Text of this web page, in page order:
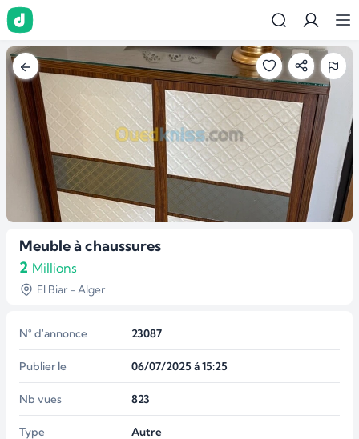
Meuble à chaussures
2 Millions
El Biar - Alger
N° d'annonce 23087
Publier le 06/07/2025 á 15:25
Nb vues 823
Type Autre